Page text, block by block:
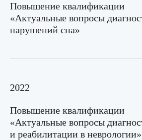
Повышение квалификации
«Актуальные вопросы
нарушений сна»
2022
Повышение квалификации
«Актуальные вопросы
и реабилитации в неврологии»